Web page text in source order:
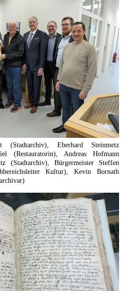
Eberhard Steinmetz
(Restauratorin), Andreas Hofmann
(Stadtarchiv), Bürgermeister Steffen
Kultur), Kevin Bornath